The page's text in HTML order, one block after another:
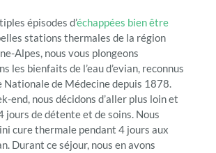
épisodes d’échappées bien être
stations thermales de la région
Alpes, nous vous plongeons
les bienfaits de l’eau d’evian, reconnus
Nationale de Médecine depuis 1878.
end, nous décidons d’aller plus loin et
jours de détente et de soins. Nous
cure thermale pendant 4 jours aux
Durant ce séjour, nous en avons